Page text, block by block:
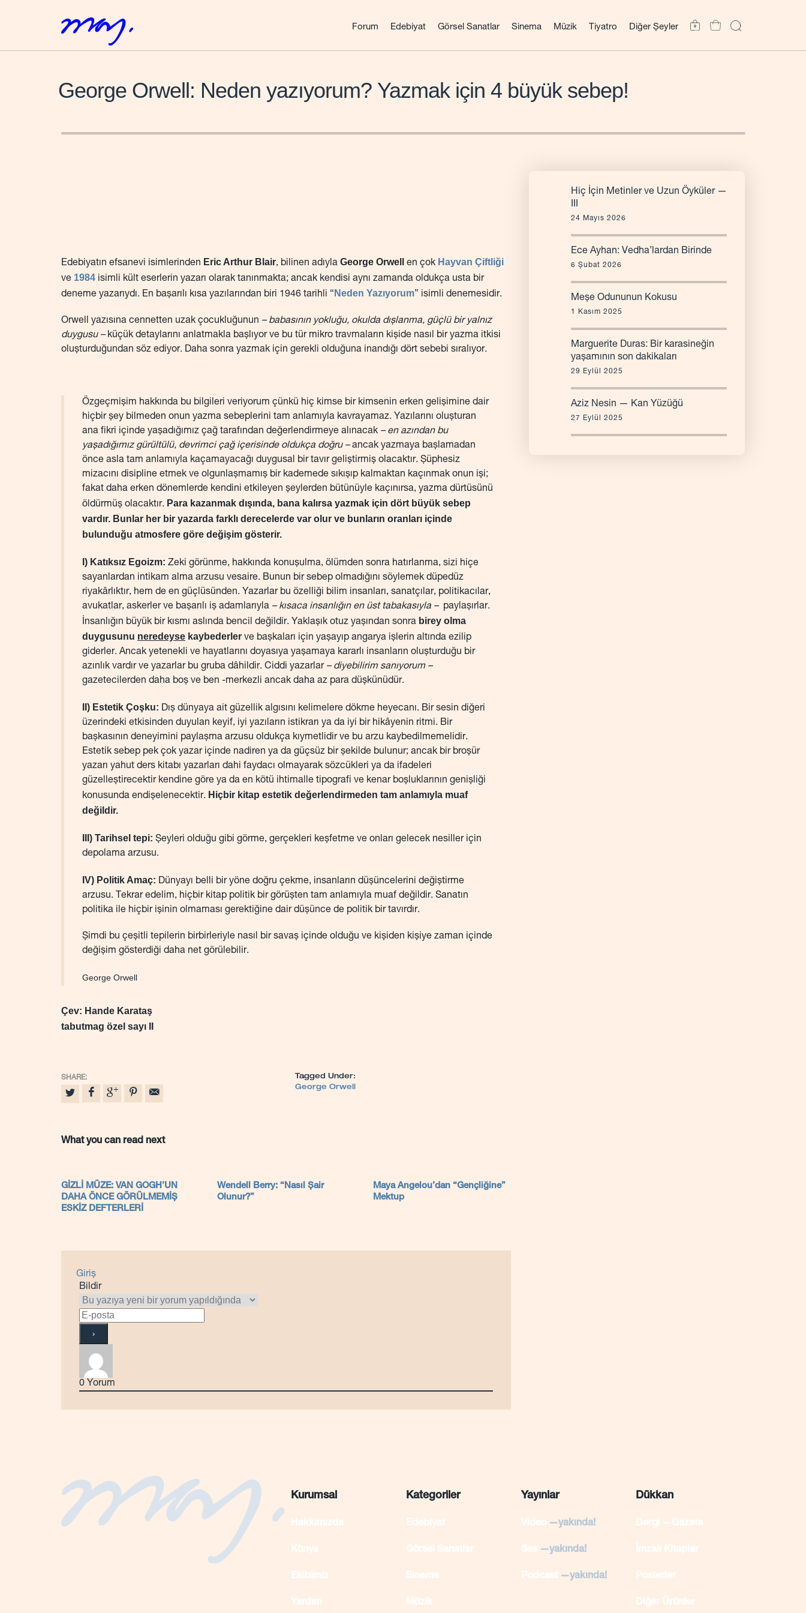
Forum Edebiyat Görsel Sanatlar Sinema Müzik Tiyatro Diğer Şeyler
George Orwell: Neden yazıyorum? Yazmak için 4 büyük sebep!
Edebiyatın efsanevi isimlerinden Eric Arthur Blair, bilinen adıyla George Orwell en çok Hayvan Çiftliği
ve 1984 isimli kült eserlerin yazarı olarak tanınmakta; ancak kendisi aynı zamanda oldukça usta bir
deneme yazarıydı. En başarılı kısa yazılarından biri 1946 tarihli “ Neden Yazıyorum” isimli denemesidir.
Orwell yazısına cennetten uzak çocukluğunun – babasının yokluğu, okulda dışlanma, güçlü bir yalnız
duygusu –küçük detaylarını anlatmakla başlıyor ve bu tür mikro travmaların kişide nasıl bir yazma itkisi
oluşturduğundan söz ediyor. Daha sonra yazmak için gerekli olduğuna inandığı dört sebebi sıralıyor.
Özgeçmişim hakkında bu bilgileri veriyorum çünkü hiç kimse bir kimsenin erken gelişimine dair
hiçbir şey bilmeden onun yazma sebeplerini tam anlamıyla kavrayamaz. Yazılarını oluşturan
ana fikri içinde yaşadığımız çağ tarafından değerlendirmeye alınacak – en azından bu
yaşadığımız gürültülü, devrimci çağ içerisinde oldukça doğru –ancak yazmaya başlamadan
önce asla tam anlamıyla kaçamayacağı duygusal bir tavır geliştirmiş olacaktır. Şüphesiz
mizacını disipline etmek ve olgunlaşmamış bir kademede sıkışıp kalmaktan kaçınmak onun işi;
fakat daha erken dönemlerde kendini etkileyen şeylerden bütünüyle kaçınırsa, yazma dürtüsünü
öldürmüş olacaktır. Para kazanmak dışında, bana kalırsa yazmak için dört büyük sebep
vardır. Bunlar her bir yazarda farklı derecelerde var olur ve bunların oranları içinde
bulunduğu atmosfere göre değişim gösterir.
I) Katıksız Egoizm: Zeki görünme, hakkında konuşulma, ölümden sonra hatırlanma, sizi hiçe
sayanlardan intikam alma arzusu vesaire. Bunun bir sebep olmadığını söylemek düpedüz
riyakârlıktır, hem de en güçlüsünden. Yazarlar bu özelliği bilim insanları, sanatçılar, politikacılar,
avukatlar, askerler ve başarılı iş adamlarıyla – kısaca insanlığın en üst tabakasıyla – paylaşırlar.
İnsanlığın büyük bir kısmı aslında bencil değildir. Yaklaşık otuz yaşından sonra birey olma
duygusunu neredeyse kaybederler ve başkaları için yaşayıp angarya işlerin altında ezilip
giderler. Ancak yetenekli ve hayatlarını doyasıya yaşamaya kararlı insanların oluşturduğu bir
azınlık vardır ve yazarlar bu gruba dâhildir. Ciddi yazarlar – diyebilirim sanıyorum –
gazetecilerden daha boş ve ben -merkezli ancak daha az para düşkünüdür.
II) Estetik Çoşku: Dış dünyaya ait güzellik algısını kelimelere dökme heyecanı. Bir sesin diğeri
üzerindeki etkisinden duyulan keyif, iyi yazıların istikrarı ya da iyi bir hikâyenin ritmi. Bir
başkasının deneyimini paylaşma arzusu oldukça kıymetlidir ve bu arzu kaybedilmemelidir.
Estetik sebep pek çok yazar içinde nadiren ya da güçsüz bir şekilde bulunur; ancak bir broşür
yazarı yahut ders kitabı yazarları dahi faydacı olmayarak sözcükleri ya da ifadeleri
güzelleştirecektir kendine göre ya da en kötü ihtimalle tipografi ve kenar boşluklarının genişliği
konusunda endişelenecektir. Hiçbir kitap estetik değerlendirmeden tam anlamıyla muaf
değildir.
III) Tarihsel tepi: Şeyleri olduğu gibi görme, gerçekleri keşfetme ve onları gelecek nesiller için
depolama arzusu.
IV) Politik Amaç: Dünyayı belli bir yöne doğru çekme, insanların düşüncelerini değiştirme
arzusu. Tekrar edelim, hiçbir kitap politik bir görüşten tam anlamıyla muaf değildir. Sanatın
politika ile hiçbir işinin olmaması gerektiğine dair düşünce de politik bir tavırdır.
Şimdi bu çeşitli tepilerin birbirleriyle nasıl bir savaş içinde olduğu ve kişiden kişiye zaman içinde
değişim gösterdiği daha net görülebilir.
George Orwell
Çev: Hande Karataş
tabutmag özel sayı II
Tagged Under:
George Orwell
What you can read next
GİZLİ MÜZE: VAN GOGH’UN
DAHA ÖNCE GÖRÜLMEMİŞ
ESKİZ DEFTERLERİ
Wendell Berry: “Nasıl Şair
Olunur?”
Maya Angelou’dan “Gençliğine”
Mektup
Giriş
Bildir
0 Yorum
Hiç İçin Metinler ve Uzun Öyküler —
III
24 Mayıs 2026
Ece Ayhan: Vedha’lardan Birinde
6 Şubat 2026
Meşe Odununun Kokusu
1 Kasım 2025
Marguerite Duras: Bir karasineğin
yaşamının son dakikaları
29 Eylül 2025
Aziz Nesin — Kan Yüzüğü
27 Eylül 2025
Kurumsal
Hakkımızda
Künye
Ekibimiz
Yardım
Kategoriler
Edebiyat
Görsel Sanatlar
Sinema
Müzik
Yayınlar
Video —yakında!
Ses —yakında!
Podcast —yakında!
Dükkan
Dergi —Gazete
İmzalı Kitaplar
Posterler
Diğer Ürünler